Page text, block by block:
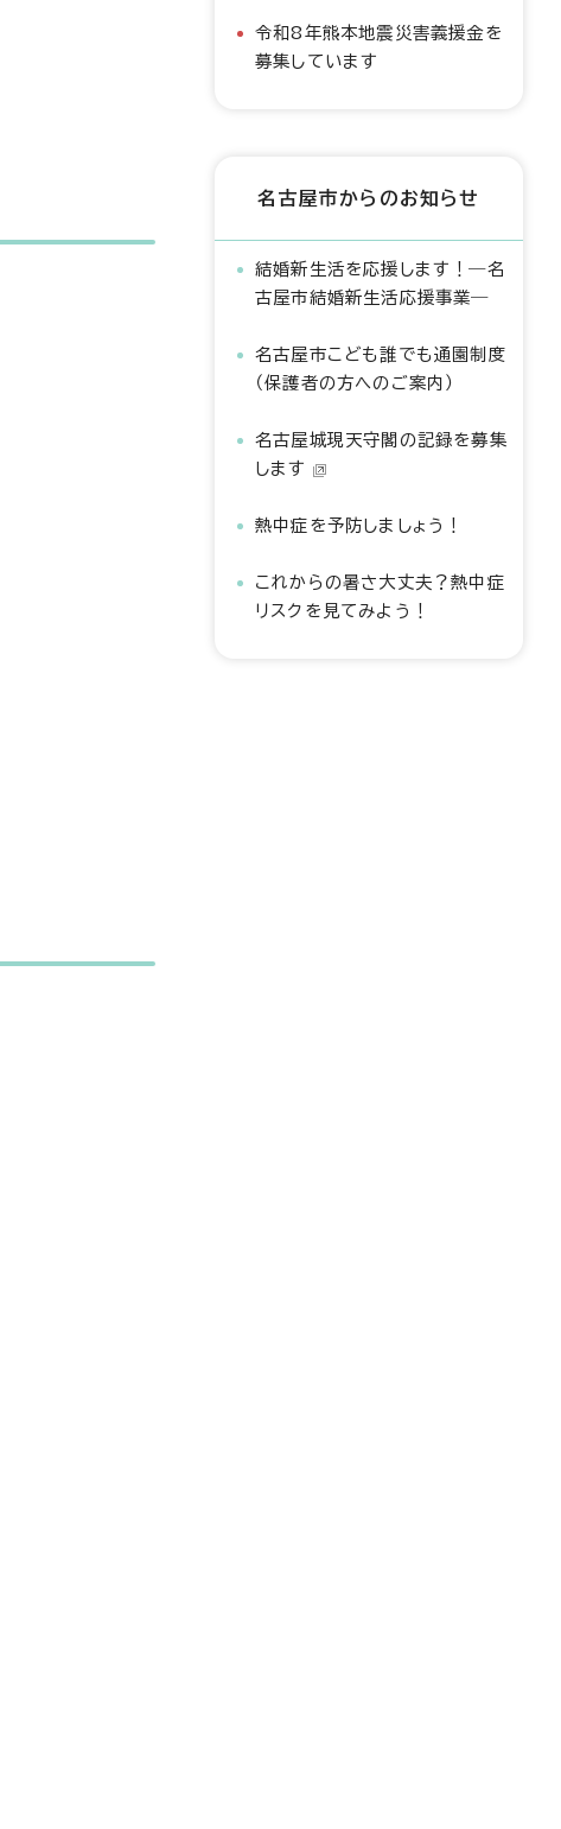
令和8年熊本地震災害義援金を
募集しています
名古屋市からのお知らせ
結婚新生活を応援します！―名
古屋市結婚新生活応援事業―
名古屋市こども誰でも通園制度
（保護者の方へのご案内）
名古屋城現天守閣の記録を募集
します
熱中症を予防しましょう！
これからの暑さ大丈夫？熱中症
リスクを見てみよう！